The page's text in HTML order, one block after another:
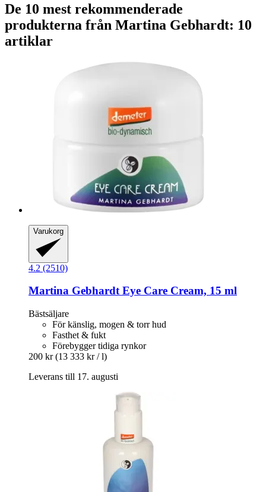
De 10 mest rekommenderade
produkterna från Martina Gebhardt: 10
artiklar
Varukorg
4.2 (2510)
Martina GebhardtEye Care Cream, 15 ml
Bästsäljare
För känslig, mogen & torr hud
Fasthet & fukt
Förebygger tidiga rynkor
200 kr (13 333 kr / l)
Leverans till 17. augusti